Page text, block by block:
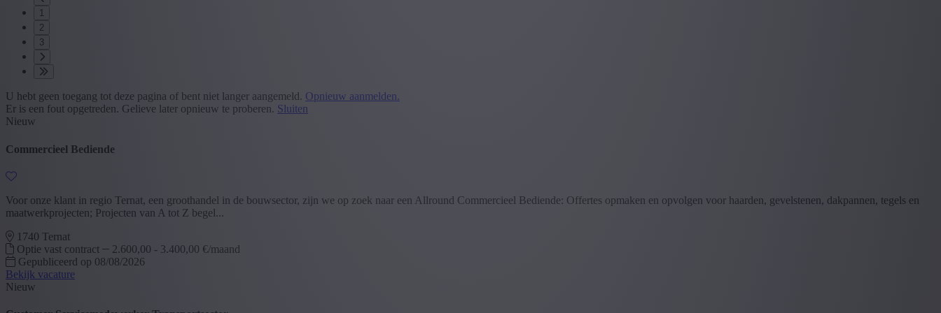
1
2
3
U hebt geen toegang tot deze pagina of bent niet langer aangemeld. Opnieuw aanmelden.
Er is een fout opgetreden. Gelieve later opnieuw te proberen. Sluiten
Nieuw
Commercieel Bediende
Voor onze klant in regio Ternat, een groothandel in de bouwsector, zijn we op zoek naar een Allround Commercieel Bediende: Offertes opmaken en opvolgen voor haarden, gevelstenen, dakpannen, tegels en
maatwerkprojecten; Projecten van A tot Z begel...
1740 Ternat
Optie vast contract
2.600,00 - 3.400,00 €/maand
Gepubliceerd op 08/08/2026
Bekijk vacature
Nieuw